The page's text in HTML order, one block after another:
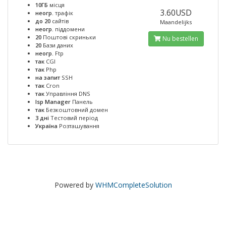
10ГБ місця
неогр. трафік
до 20 сайтів
неогр. піддомени
20 Поштові скриньки
20 Бази даних
неогр. Ftp
так CGI
так Php
на запит SSH
так Cron
так Управління DNS
Isp Manager Панель
так Безкоштовний домен
3 дні Тестовий період
Україна Розташування
3.60USD
Maandelijks
Nu bestellen
Powered by WHMCompleteSolution